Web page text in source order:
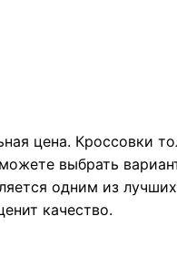
цена. Кроссовки
выбрать
одним из лучших
качество.